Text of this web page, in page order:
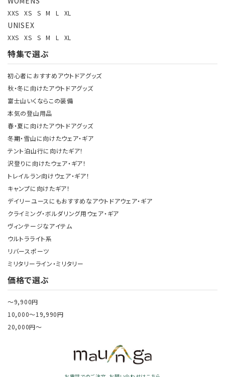
XXS XS S M L XL
UNISEX
XXS XS S M L XL
特集で選ぶ
初心者におすすめアウトドアグッズ
秋・冬に向けたアウトドアグッズ
富士山いくならこの装備
本気の登山用品
春・夏に向けたアウトドアグッズ
冬期・雪山に向けたウェア・ギア
テント泊山行に向けたギア！
沢登りに向けたウェア・ギア！
トレイルラン向けウェア・ギア！
キャンプに向けたギア！
デイリーユースにもおすすめなアウトドアウェア・ギア
クライミング・ボルダリング用ウェア・ギア
ヴィンテージなアイテム
ウルトラライト系
リバースポーツ
ミリタリーライン・ミリタリー
価格で選ぶ
～9,900円
10,000～19,990円
20,000円～